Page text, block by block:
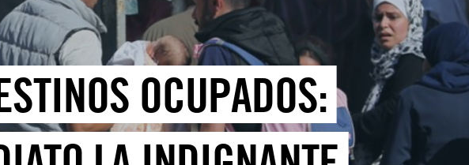
OCUPADOS: